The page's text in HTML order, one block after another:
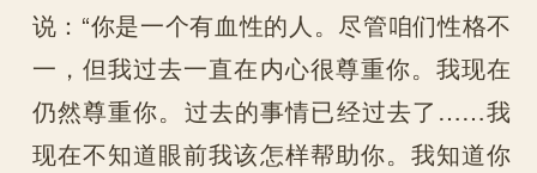
说：“你是一个有血性的人。尽管咱们性格不
一，但我过去一直在内心很尊重你。我现在
仍然尊重你。过去的事情已经过去了……我
现在不知道眼前我该怎样帮助你。我知道你